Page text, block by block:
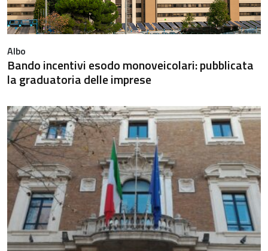
Albo
Bando incentivi esodo monoveicolari: pubblicata
la graduatoria delle imprese